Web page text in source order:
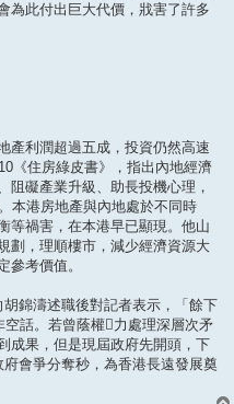
為此付出巨大代價，戕害了許多
產利潤超過五成，投資仍然高速
《住房綠皮書》，指出內地經濟
阻礙產業升級、助長投機心理，
本港房地產與內地處於不同時
等禍害，在本港早已顯現。他山
劃，理順樓市，減少經濟資源大
參考價值。
錦濤述職後對記者表示，「餘下
話。若曾蔭權力處理深層次矛
成果，但是現屆政府先開頭，下
會爭分奪秒，為香港長遠發展奠